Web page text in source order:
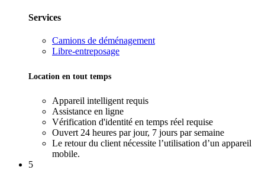
Services
Camions de déménagement
Libre-entreposage
Location en tout temps
Appareil intelligent requis
Assistance en ligne
Vérification d'identité en temps réel requise
Ouvert 24 heures par jour, 7 jours par semaine
Le retour du client nécessite l’utilisation d’un appareil
mobile.
5